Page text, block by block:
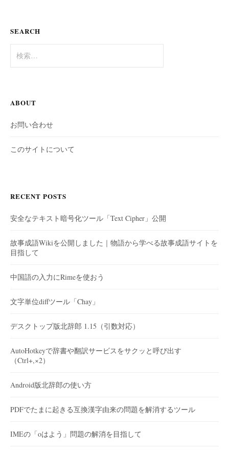
SEARCH
索:
ABOUT
お問い合わせ
このサイトについて
RECENT POSTS
安全なテキスト暗号化ツール「Text Cipher」公開
故事成語Wikiを公開しました｜物語から学べる故事成語サイトを
目指して
中国語の入力にRimeを使おう
文字単位diffツール「Chay」
デスクトップ版北辞郎 1.15（引数対応）
AutoHotkeyで辞書や翻訳サービスをサクッと呼び出す
（Ctrl+,×2）
Android版北辞郎の使い方
PDFでたまに起きる互換漢字由来の問題を解消するツール
IMEの「oはよう」問題の解消を目指して